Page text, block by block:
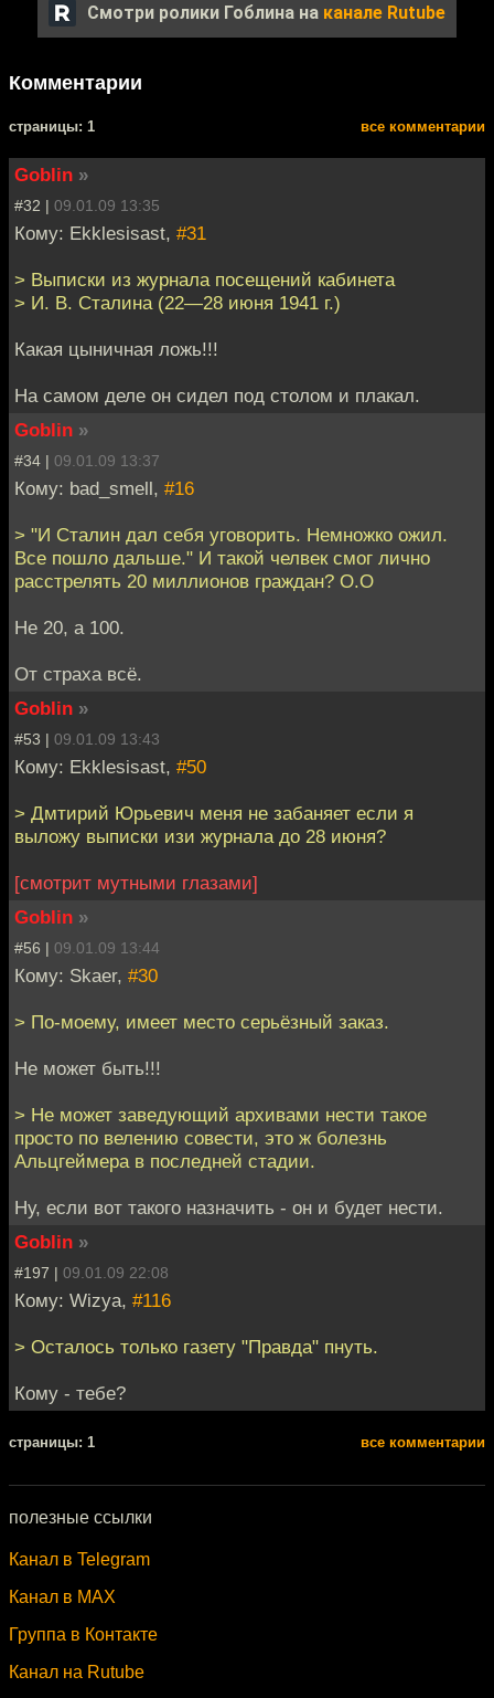
Смотри ролики Гоблина на канале Rutube
Комментарии
cтраницы: 1 все комментарии
Goblin »
#32 | 09.01.09 13:35
Кому: Ekklesisast, #31
> Выписки из журнала посещений кабинета
> И. В. Сталина (22—28 июня 1941 г.)
Какая цыничная ложь!!!
На самом деле он сидел под столом и плакал.
Goblin »
#34 | 09.01.09 13:37
Кому: bad_smell, #16
> "И Сталин дал себя уговорить. Немножко ожил.
Все пошло дальше." И такой челвек смог лично
расстрелять 20 миллионов граждан? О.О
Не 20, а 100.
От страха всё.
Goblin »
#53 | 09.01.09 13:43
Кому: Ekklesisast, #50
> Дмтирий Юрьевич меня не забаняет если я
выложу выписки изи журнала до 28 июня?
[смотрит мутными глазами]
Goblin »
#56 | 09.01.09 13:44
Кому: Skaer, #30
> По-моему, имеет место серьёзный заказ.
Не может быть!!!
> Не может заведующий архивами нести такое
просто по велению совести, это ж болезнь
Альцгеймера в последней стадии.
Ну, если вот такого назначить - он и будет нести.
Goblin »
#197 | 09.01.09 22:08
Кому: Wizya, #116
> Осталось только газету "Правда" пнуть.
Кому - тебе?
cтраницы: 1 все комментарии
полезные ссылки
Канал в Telegram
Канал в MAX
Группа в Контакте
Канал на Rutube